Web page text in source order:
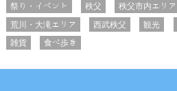
祭り・イベント
秩父 秩父市内エリア
荒川・大滝エリア
西武秩父 観光
雑貨
食べ歩き